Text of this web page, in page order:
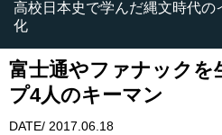
高校日本史で学んだ縄文時代
化
富士通やファナックを
プ4人のキーマン
DATE/ 2017.06.18